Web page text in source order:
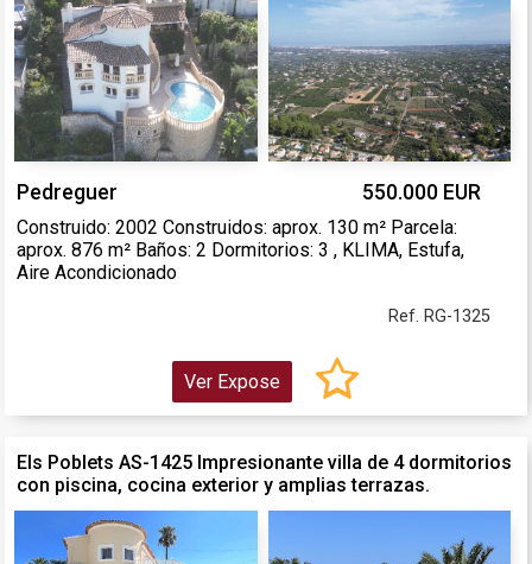
Pedreguer 550.000 EUR
Construido: 2002 Construidos: aprox. 130 m² Parcela:
aprox. 876 m² Baños: 2 Dormitorios: 3 , KLIMA, Estufa,
Aire Acondicionado
Ref. RG-1325
Ver Expose
Els Poblets AS-1425 Impresionante villa de 4 dormitorios
con piscina, cocina exterior y amplias terrazas.